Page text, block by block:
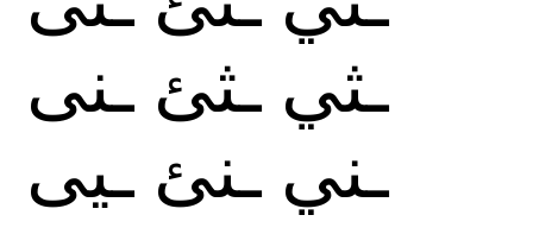
ـثي ـثئ ـنى
ـني ـنئ ـيى